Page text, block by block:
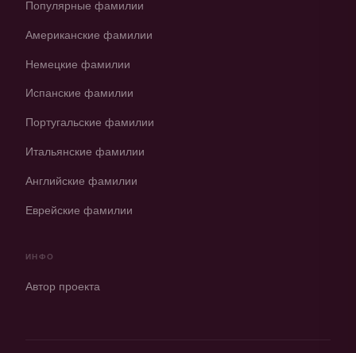
Популярные фамилии
Американские фамилии
Немецкие фамилии
Испанские фамилии
Португальские фамилии
Итальянские фамилии
Английские фамилии
Еврейские фамилии
ИНФО
Автор проекта